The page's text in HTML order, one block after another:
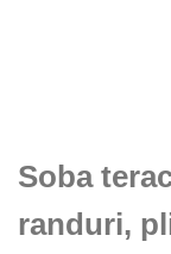
Soba
randuri,